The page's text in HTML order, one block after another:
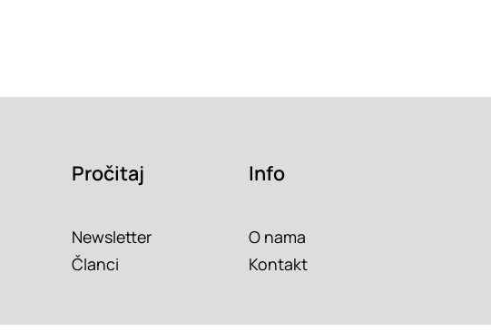
Pročitaj
Newsletter
Članci
Info
O nama
Kontakt